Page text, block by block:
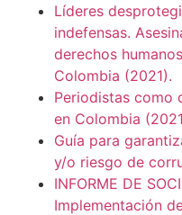
Líderes
indefensas.
derechos
Colombia (2021).
Periodistas como
en Colombia
Guía para
y/o riesgo de
INFORME DE
Implementación